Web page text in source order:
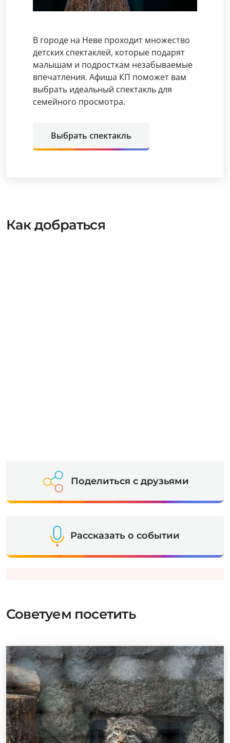
В городе на Неве проходит множество
детских спектаклей, которые подарят
малышам и подросткам незабываемые
впечатления. Афиша КП поможет вам
выбрать идеальный спектакль для
семейного просмотра.
Выбрать спектакль
Как добраться
Поделиться с друзьями
Рассказать о событии
Советуем посетить